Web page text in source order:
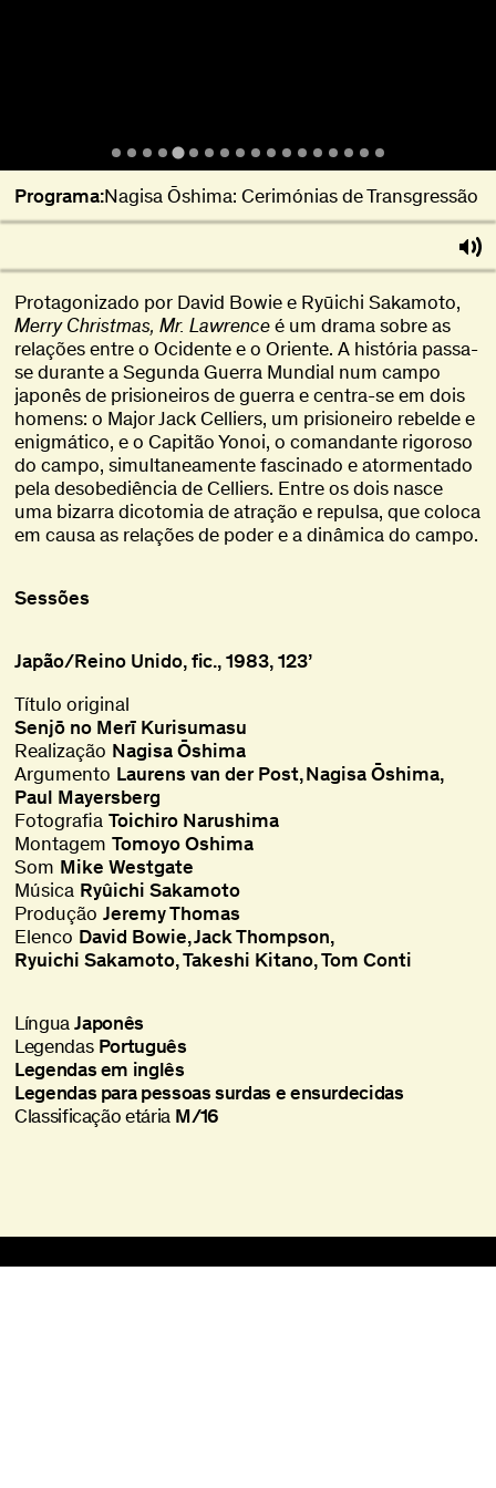
Programa:Nagisa Ōshima: Cerimónias de Transgressão
Protagonizado por David Bowie e Ryūichi Sakamoto,
Merry Christmas, Mr. Lawrenceé um drama sobre as
relações entre o Ocidente e o Oriente. A história passa-
se durante a Segunda Guerra Mundial num campo
japonês de prisioneiros de guerra e centra-se em dois
homens: o Major Jack Celliers, um prisioneiro rebelde e
enigmático, e o Capitão Yonoi, o comandante rigoroso
do campo, simultaneamente fascinado e atormentado
pela desobediência de Celliers. Entre os dois nasce
uma bizarra dicotomia de atração e repulsa, que coloca
em causa as relações de poder e a dinâmica do campo.
Sessões
Japão/Reino Unido, fic., 1983, 123’
Título original
Senjō no Merī Kurisumasu
Realização Nagisa Ōshima
Argumento Laurens van der Post Nagisa Ōshima
Paul Mayersberg
Fotografia Toichiro Narushima
Montagem Tomoyo Oshima
Som Mike Westgate
Música Ryûichi Sakamoto
Produção Jeremy Thomas
Elenco David Bowie Jack Thompson
Ryuichi Sakamoto Takeshi Kitano Tom Conti
Língua Japonês
Legendas Português
Legendas em inglês
Legendas para pessoas surdas e ensurdecidas
Classificação etária M/16